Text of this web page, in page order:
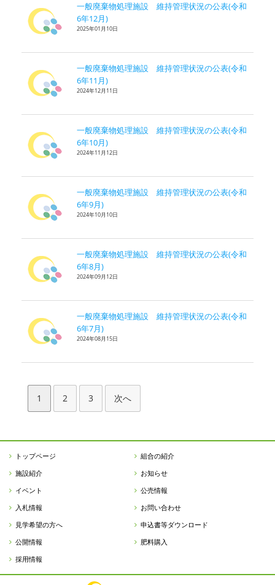
一般廃棄物処理施設 維持管理状況の公表(令和
6年12月)
2025年01月10日
一般廃棄物処理施設 維持管理状況の公表(令和
6年11月)
2024年12月11日
一般廃棄物処理施設 維持管理状況の公表(令和
6年10月)
2024年11月12日
一般廃棄物処理施設 維持管理状況の公表(令和
6年9月)
2024年10月10日
一般廃棄物処理施設 維持管理状況の公表(令和
6年8月)
2024年09月12日
一般廃棄物処理施設 維持管理状況の公表(令和
6年7月)
2024年08月15日
1 2 3 次へ
トップページ
組合の紹介
施設紹介
お知らせ
イベント
公売情報
入札情報
お問い合わせ
見学希望の方へ
申込書等ダウンロード
公開情報
肥料購入
採用情報